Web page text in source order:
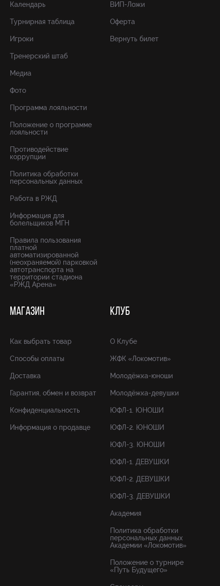
Календарь
Турнирная таблица
Игроки
Тренерский штаб
Медиа
Фото
Программа лояльности
Положение о программе
лояльности
Противодействие
коррупции
Политика обработки
персональных данных
Работа в РЖД
Информация для
болельщиков МГН
Правила пользования
платной
автоматизированной
(неохраняемой) парковкой
автотранспорта на
территории стадиона
«РЖД Арена»
ВИП-Ложи
Оферта
Вернуть билет
МАГАЗИН
Как выбрать товар
Способы оплаты
Доставка
Гарантия, обмен и возврат
Конфиденциальность
Информация о продавце
КЛУБ
О Клубе
ЖФК «Локомотив»
Молодёжка-юноши
Молодёжка-девушки
ЮФЛ-1. ЮНОШИ
ЮФЛ-2. ЮНОШИ
ЮФЛ-3. ЮНОШИ
ЮФЛ-1. ДЕВУШКИ
ЮФЛ-2. ДЕВУШКИ
ЮФЛ-3. ДЕВУШКИ
Академия
Политика обработки
персональных данных
Академии «Локомотив»
Положение о турнире
«Путь Будущего»